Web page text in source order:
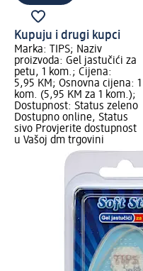
Kupuju i drugi kupci
Marka: TIPS; Naziv
proizvoda: Gel jastučići za
petu, 1 kom.; Cijena:
5,95 KM; Osnovna cijena: 1
kom. (5,95 KM za 1 kom.);
Dostupnost: Status zeleno
Dostupno online, Status
sivo Provjerite dostupnost
u Vašoj dm trgovini